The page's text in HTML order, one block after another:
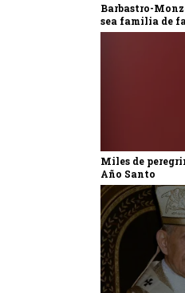
Barbastro-
sea familia de
Miles de
Año Santo